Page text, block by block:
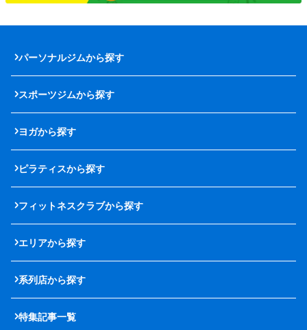
パーソナルジムから探す
スポーツジムから探す
ヨガから探す
ピラティスから探す
フィットネスクラブから探す
エリアから探す
系列店から探す
特集記事一覧